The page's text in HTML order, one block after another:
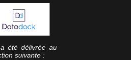
été délivrée au
suivante :